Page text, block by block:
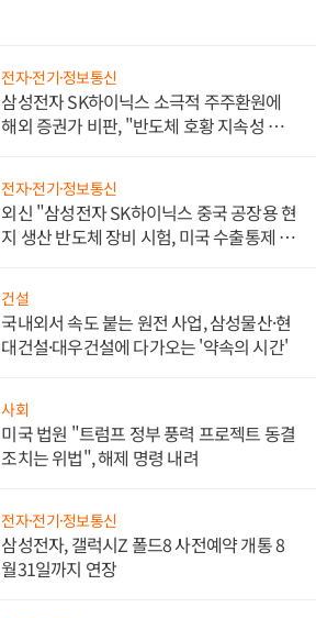
전자·전기·정보통신
삼성전자 SK하이닉스 소극적 주주환원에
해외 증권가 비판, "반도체 호황 지속성 의
전자·전기·정보통신
외신 "삼성전자 SK하이닉스 중국 공장용 현
지 생산 반도체 장비 시험, 미국 수출통제 대
건설
국내외서 속도 붙는 원전 사업, 삼성물산·현
대건설·대우건설에 다가오는 '약속의 시간'
사회
미국 법원 "트럼프 정부 풍력 프로젝트 동결
조치는 위법", 해제 명령 내려
전자·전기·정보통신
삼성전자, 갤럭시Z 폴드8 사전예약 개통 8
월31일까지 연장